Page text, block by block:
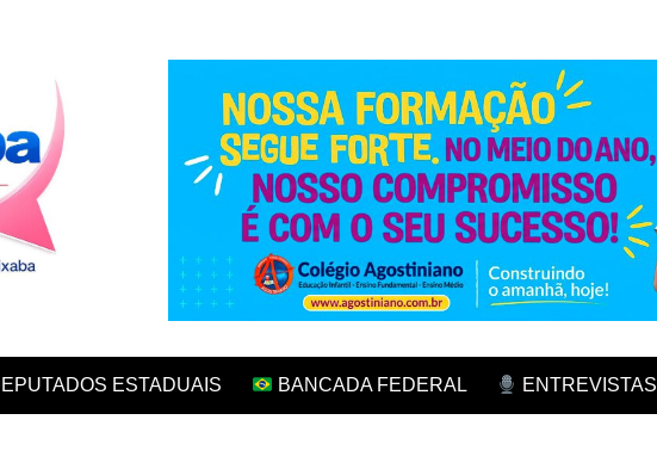
ESTADUAIS BANCADA FEDERAL ENTREVISTAS